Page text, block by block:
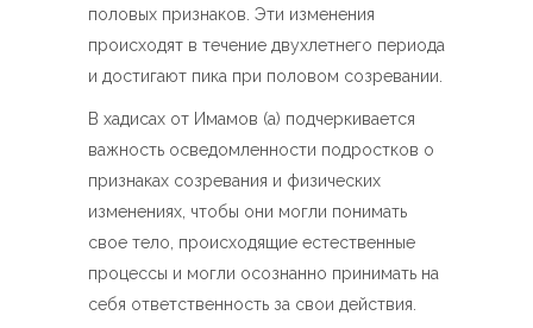
половых признаков. Эти изменения
происходят в течение двухлетнего периода
и достигают пика при половом созревании.
В хадисах от Имамов (а) подчеркивается
важность осведомленности подростков о
признаках созревания и физических
изменениях, чтобы они могли понимать
свое тело, происходящие естественные
процессы и могли осознанно принимать на
себя ответственность за свои действия.